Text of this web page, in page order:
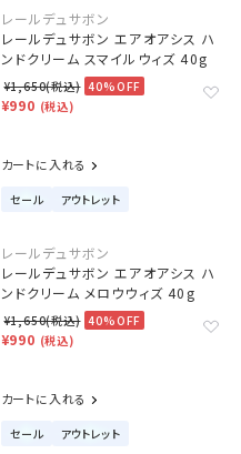
レールデュサボン
レールデュサボン エアオアシス ハ
ンドクリーム スマイルウィズ 40g
¥1,650(税込) 40%OFF
¥990 (税込)
カートに入れる
セール アウトレット
レールデュサボン
レールデュサボン エアオアシス ハ
ンドクリーム メロウウィズ 40g
¥1,650(税込) 40%OFF
¥990 (税込)
カートに入れる
セール アウトレット